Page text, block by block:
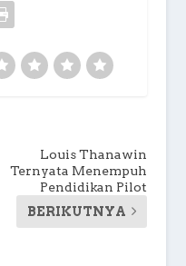
Louis Thanawin
Ternyata Menempuh
Pendidikan Pilot
BERIKUTNYA